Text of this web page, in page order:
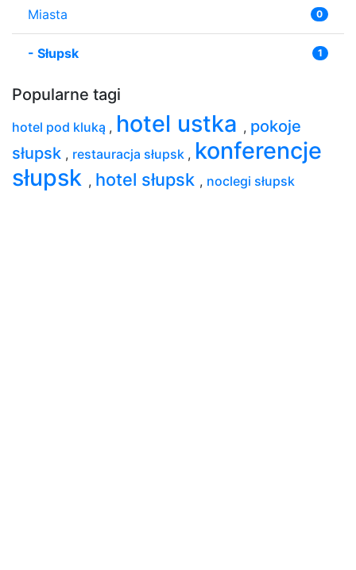
Miasta 0
- Słupsk 1
Popularne tagi
hotel pod kluką , hotel ustka , pokoje
słupsk , restauracja słupsk , konferencje
słupsk , hotel słupsk , noclegi słupsk